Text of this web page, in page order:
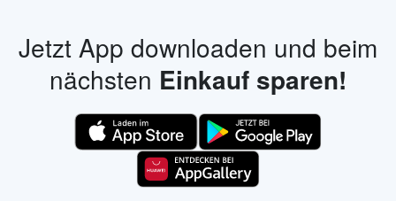
Jetzt App downloaden und beim
nächsten Einkauf sparen!